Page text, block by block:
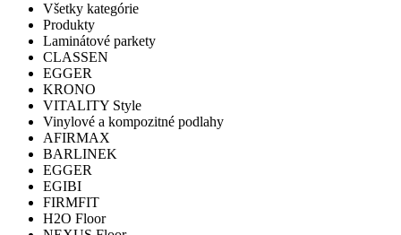
Všetky kategórie
Produkty
Laminátové parkety
CLASSEN
EGGER
KRONO
VITALITY Style
Vinylové a kompozitné podlahy
AFIRMAX
BARLINEK
EGGER
EGIBI
FIRMFIT
H2O Floor